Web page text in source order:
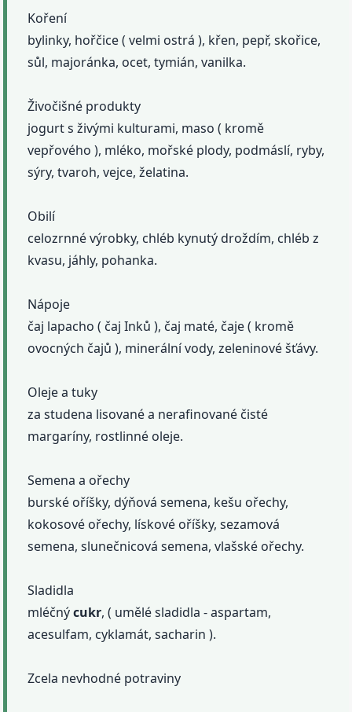
Koření
bylinky, hořčice ( velmi ostrá ), křen, pepř, skořice,
sůl, majoránka, ocet, tymián, vanilka.
Živočišné produkty
jogurt s živými kulturami, maso ( kromě
vepřového ), mléko, mořské plody, podmáslí, ryby,
sýry, tvaroh, vejce, želatina.
Obilí
celozrnné výrobky, chléb kynutý droždím, chléb z
kvasu, jáhly, pohanka.
Nápoje
čaj lapacho ( čaj Inků ), čaj maté, čaje ( kromě
ovocných čajů ), minerální vody, zeleninové šťávy.
Oleje a tuky
za studena lisované a nerafinované čisté
margaríny, rostlinné oleje.
Semena a ořechy
burské oříšky, dýňová semena, kešu ořechy,
kokosové ořechy, lískové oříšky, sezamová
semena, slunečnicová semena, vlašské ořechy.
Sladidla
mléčnýcukr, ( umělé sladidla - aspartam,
acesulfam, cyklamát, sacharin ).
Zcela nevhodné potraviny